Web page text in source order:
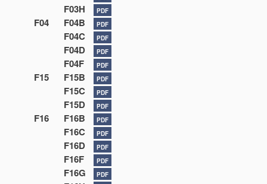
F03H PDF
F04 F04B PDF
F04C PDF
F04D PDF
F04F PDF
F15 F15B PDF
F15C PDF
F15D PDF
F16 F16B PDF
F16C PDF
F16D PDF
F16F PDF
F16G PDF